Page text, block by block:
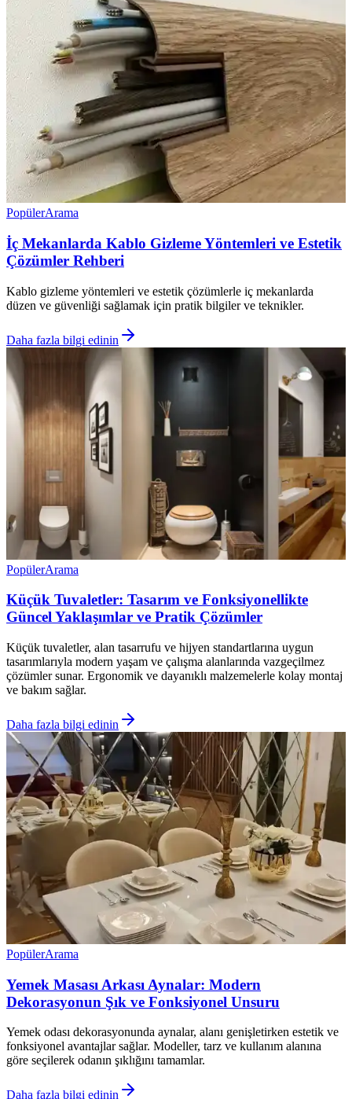
PopülerArama
İç Mekanlarda Kablo Gizleme Yöntemleri ve Estetik
Çözümler Rehberi
Kablo gizleme yöntemleri ve estetik çözümlerle iç mekanlarda
düzen ve güvenliği sağlamak için pratik bilgiler ve teknikler.
Daha fazla bilgi edinin
PopülerArama
Küçük Tuvaletler: Tasarım ve Fonksiyonellikte
Güncel Yaklaşımlar ve Pratik Çözümler
Küçük tuvaletler, alan tasarrufu ve hijyen standartlarına uygun
tasarımlarıyla modern yaşam ve çalışma alanlarında vazgeçilmez
çözümler sunar. Ergonomik ve dayanıklı malzemelerle kolay montaj
ve bakım sağlar.
Daha fazla bilgi edinin
PopülerArama
Yemek Masası Arkası Aynalar: Modern
Dekorasyonun Şık ve Fonksiyonel Unsuru
Yemek odası dekorasyonunda aynalar, alanı genişletirken estetik ve
fonksiyonel avantajlar sağlar. Modeller, tarz ve kullanım alanına
göre seçilerek odanın şıklığını tamamlar.
Daha fazla bilgi edinin